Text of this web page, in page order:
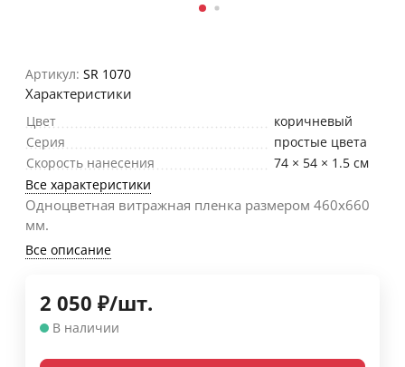
Артикул: SR 1070
Характеристики
Цвет
коричневый
Серия
простые цвета
Скорость нанесения
74 × 54 × 1.5 см
Все характеристики
Одноцветная витражная пленка размером 460х660
мм.
Все описание
2 050 ₽/шт.
В наличии